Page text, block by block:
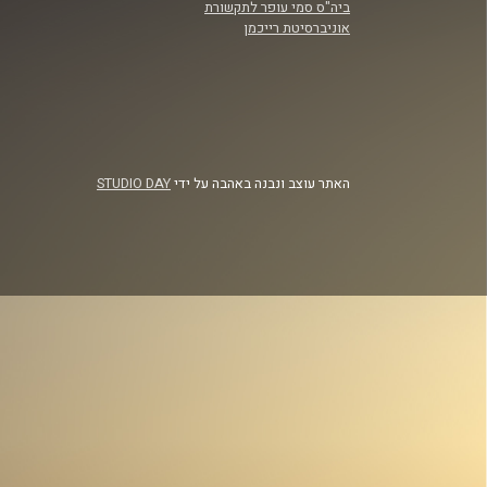
ביה"ס סמי עופר לתקשורת
אוניברסיטת רייכמן
האתר עוצב ונבנה באהבה על ידיSTUDIO DAY